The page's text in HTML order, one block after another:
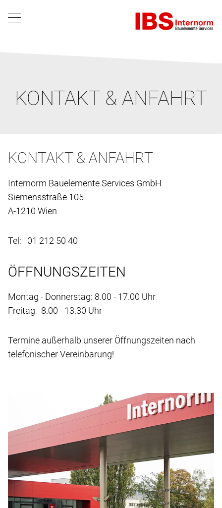
KONTAKT & ANFAHRT
KONTAKT & ANFAHRT
Internorm Bauelemente Services GmbH
Siemensstraße 105
A-1210 Wien
Tel: 01 212 50 40
ÖFFNUNGSZEITEN
Montag - Donnerstag: 8.00 - 17.00 Uhr
Freitag 8.00 - 13.30 Uhr
Termine außerhalb unserer Öffnungszeiten nach
telefonischer Vereinbarung!